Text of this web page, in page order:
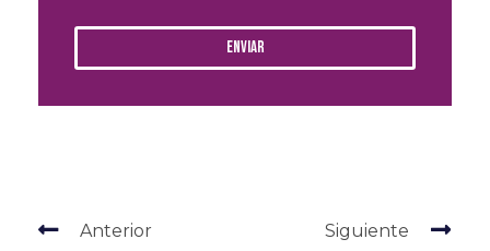
Enviar
Anterior Siguiente